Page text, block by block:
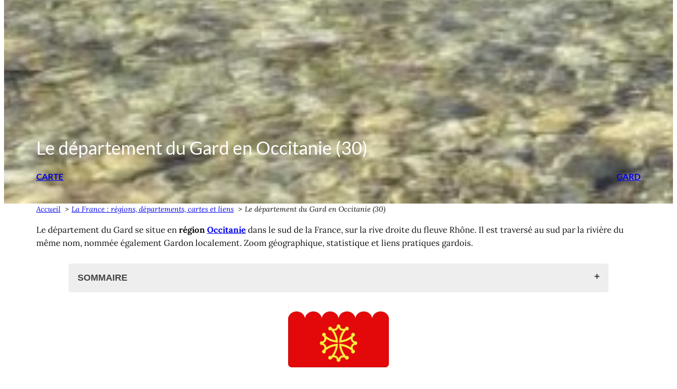
Le département du Gard en Occitanie (30)
CARTE GARD
Accueil La France : régions, départements, cartes et liens Le département du Gard en Occitanie (30)
Le département du Gard se situe enrégionOccitaniedans le sud de la France, sur la rive droite du fleuve Rhône. Il est traversé au sud par la rivière du
même nom, nommée également Gardon localement. Zoom géographique, statistique et liens pratiques gardois.
SOMMAIRE